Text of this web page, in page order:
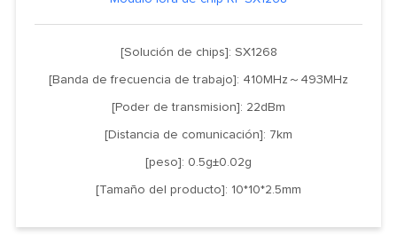
[Solución de chips]: SX1268
[Banda de frecuencia de trabajo]: 410MHz～493MHz
[Poder de transmision]: 22dBm
[Distancia de comunicación]: 7km
[peso]: 0.5g±0.02g
[Tamaño del producto]: 10*10*2.5mm